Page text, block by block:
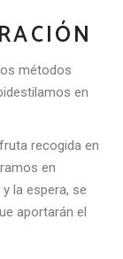
métodos
en
recogida en
en
la espera, se
aportarán el